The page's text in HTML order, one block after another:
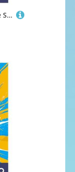
Gypsophila Puzzle 1000 Teile Schwer Puzzle Spielzeug Pädagogisches Spiel Impossible Herausforderungsspielzeug Für Erwachsene Und Kinder in Bewährter 38x26cm/1000pcs